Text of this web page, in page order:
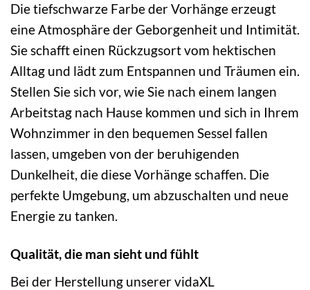
Die tiefschwarze Farbe der Vorhänge erzeugt
eine Atmosphäre der Geborgenheit und Intimität.
Sie schafft einen Rückzugsort vom hektischen
Alltag und lädt zum Entspannen und Träumen ein.
Stellen Sie sich vor, wie Sie nach einem langen
Arbeitstag nach Hause kommen und sich in Ihrem
Wohnzimmer in den bequemen Sessel fallen
lassen, umgeben von der beruhigenden
Dunkelheit, die diese Vorhänge schaffen. Die
perfekte Umgebung, um abzuschalten und neue
Energie zu tanken.
Qualität, die man sieht und fühlt
Bei der Herstellung unserer vidaXL